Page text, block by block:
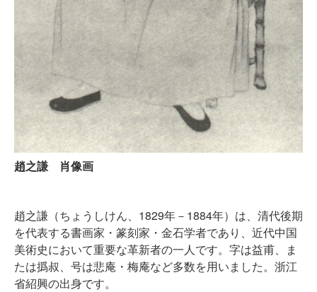
趙之謙 肖像画
趙之謙（ちょうしけん、1829年－1884年）は、清代後期
を代表する書画家・篆刻家・金石学者であり、近代中国
美術史において重要な革新者の一人です。字は益甫、ま
たは撝叔、号は悲庵・梅庵など多数を用いました。浙江
省紹興の出身です。